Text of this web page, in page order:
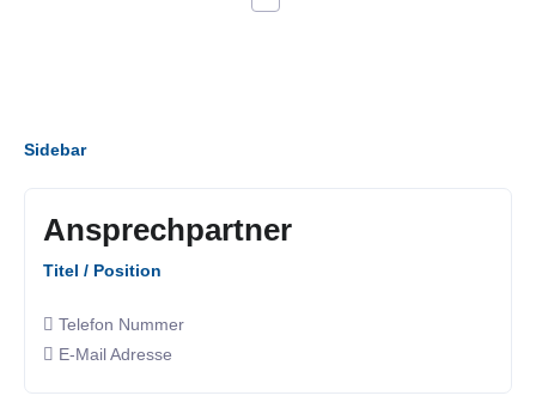
Sidebar
Ansprechpartner
Titel / Position
Telefon Nummer
E-Mail Adresse